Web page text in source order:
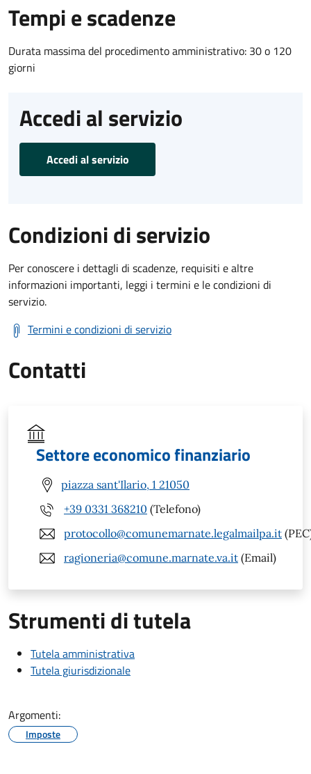
Tempi e scadenze
Durata massima del procedimento amministrativo: 30 o 120
giorni
Accedi al servizio
Accedi al servizio
Condizioni di servizio
Per conoscere i dettagli di scadenze, requisiti e altre
informazioni importanti, leggi i termini e le condizioni di
servizio.
Termini e condizioni di servizio
Contatti
Settore economico finanziario
piazza sant'Ilario, 1 21050
+39 0331 368210 (Telefono)
protocollo@comunemarnate.legalmailpa.it
ragioneria@comune.marnate.va.it (Email)
Strumenti di tutela
Tutela amministrativa
Tutela giurisdizionale
Argomenti:
Imposte